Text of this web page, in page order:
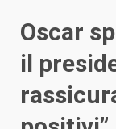
Oscar
il